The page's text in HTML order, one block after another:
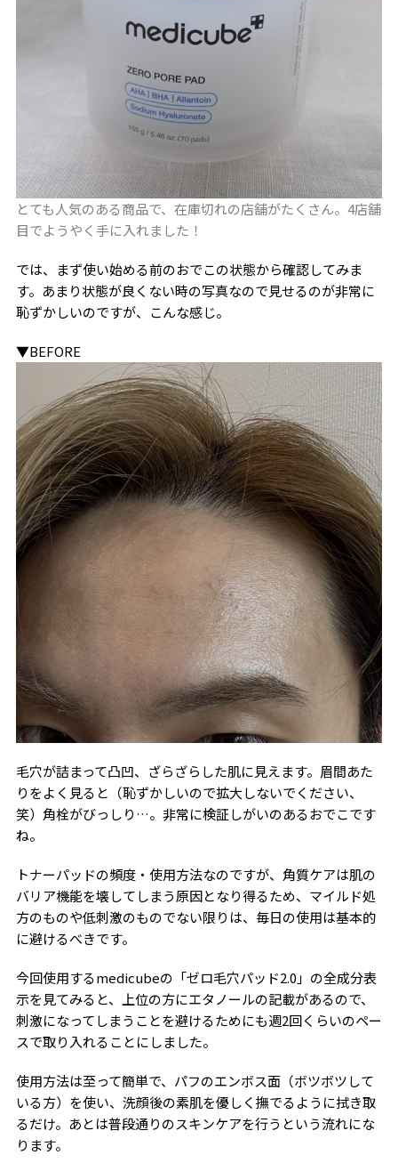
とても人気のある商品で、在庫切れの店舗がたくさん。4店舗
目でようやく手に入れました！
では、まず使い始める前のおでこの状態から確認してみま
す。あまり状態が良くない時の写真なので見せるのが非常に
恥ずかしいのですが、こんな感じ。
▼BEFORE
毛穴が詰まって凸凹、ざらざらした肌に見えます。眉間あた
りをよく見ると（恥ずかしいので拡大しないでください、
笑）角栓がびっしり…。非常に検証しがいのあるおでこです
ね。
トナーパッドの頻度・使用方法なのですが、角質ケアは肌の
バリア機能を壊してしまう原因となり得るため、マイルド処
方のものや低刺激のものでない限りは、毎日の使用は基本的
に避けるべきです。
今回使用するmedicubeの「ゼロ毛穴パッド2.0」の全成分表
示を見てみると、上位の方にエタノールの記載があるので、
刺激になってしまうことを避けるためにも週2回くらいのペー
スで取り入れることにしました。
使用方法は至って簡単で、パフのエンボス面（ボツボツして
いる方）を使い、洗顔後の素肌を優しく撫でるように拭き取
るだけ。あとは普段通りのスキンケアを行うという流れにな
ります。